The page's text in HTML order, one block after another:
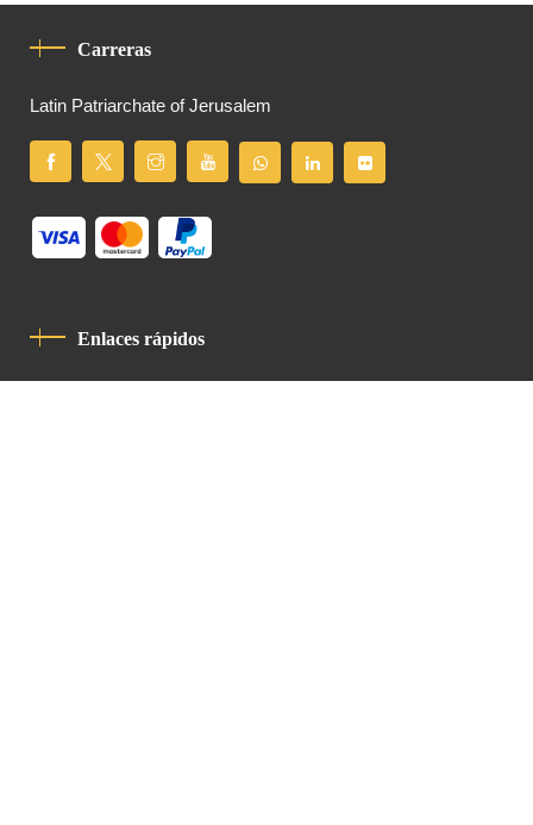
Carreras
Latin Patriarchate of Jerusalem
Enlaces rápidos